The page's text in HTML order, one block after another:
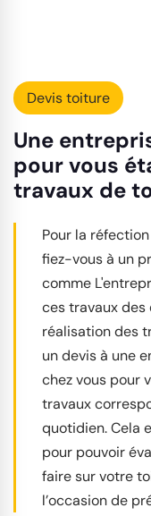
Devis toiture
Une
pour vous
travaux de
Pour la
fiez-vous à un
comme
ces travaux des
réalisation des
un devis à une
chez vous pour
travaux
quotidien. Cela
pour pouvoir
faire sur votre
l’occasion de